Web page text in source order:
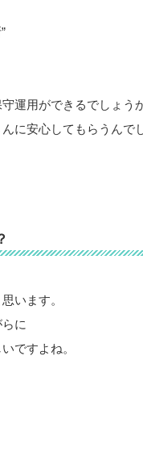
運用ができるでしょう
に安心してもらうんで
います。
に
ですよね。